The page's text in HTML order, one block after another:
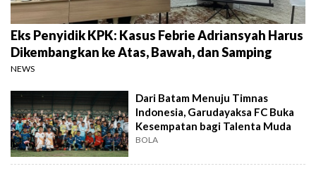
Eks Penyidik KPK: Kasus Febrie Adriansyah Harus
Dikembangkan ke Atas, Bawah, dan Samping
NEWS
Dari Batam Menuju Timnas
Indonesia, Garudayaksa FC Buka
Kesempatan bagi Talenta Muda
BOLA